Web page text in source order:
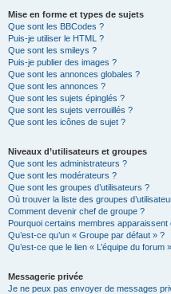
Mise en forme et types de sujets
Que sont les BBCodes ?
Puis-je utiliser le HTML ?
Que sont les smileys ?
Puis-je publier des images ?
Que sont les annonces globales ?
Que sont les annonces ?
Que sont les sujets épinglés ?
Que sont les sujets verrouillés ?
Que sont les icônes de sujet ?
Niveaux d’utilisateurs et groupes
Que sont les administrateurs ?
Que sont les modérateurs ?
Que sont les groupes d’utilisateurs ?
Où trouver la liste des groupes
Comment devenir chef de groupe ?
Pourquoi certains membres
Qu’est-ce qu’un « Groupe par défaut » ?
Qu’est-ce que le lien « L’équipe du forum
Messagerie privée
Je ne peux pas envoyer de messages